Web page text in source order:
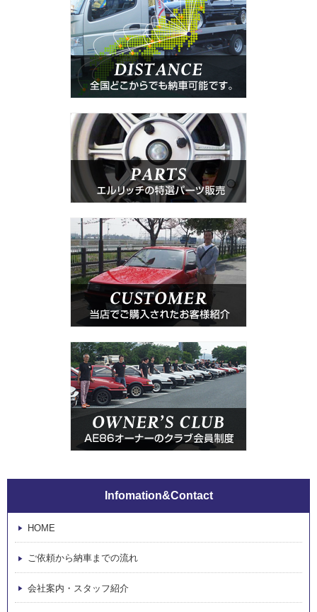
Infomation&Contact
HOME
ご依頼から納車までの流れ
会社案内・スタッフ紹介